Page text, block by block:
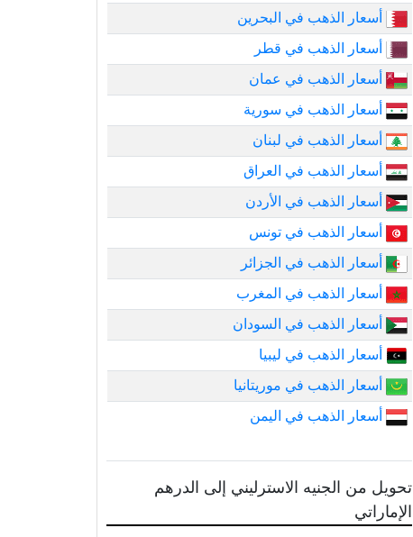
أسعار الذهب في البحرين
أسعار الذهب في قطر
أسعار الذهب في عمان
أسعار الذهب في سورية
أسعار الذهب في لبنان
أسعار الذهب في العراق
أسعار الذهب في الأردن
أسعار الذهب في تونس
أسعار الذهب في الجزائر
أسعار الذهب في المغرب
أسعار الذهب في السودان
أسعار الذهب في ليبيا
أسعار الذهب في موريتانيا
أسعار الذهب في اليمن
تحويل من الجنيه الاسترليني إلى الدرهم
الإماراتي